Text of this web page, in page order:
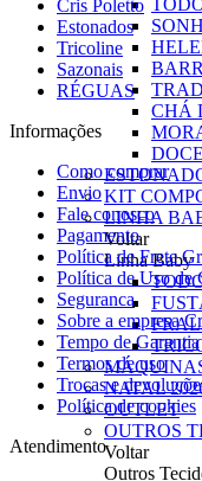
CHÁ
KIT
LINHA
Voltar
Linha Baby
NATAL
OUTLET
OUTROS
Voltar
Outros
Cris Poletto
Estonados
Tricoline
Sazonais
RÉGUAS
Informações
Como comprar
Envio
Fale conosco
Pagamento
Política de Frete
Política de Uso de
Seguranca
Sobre a empresa
Tempo de Garantia
Termos de uso
Trocas e
Política de cookies
Atendimento